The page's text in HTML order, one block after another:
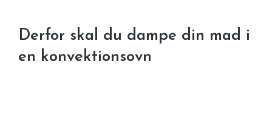
Derfor skal du dampe din mad i
en konvektionsovn